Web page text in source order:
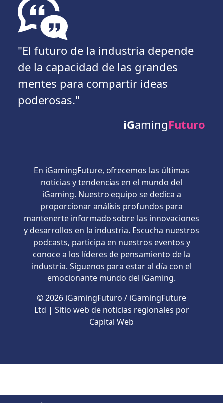
"El futuro de la industria depende
de la capacidad de las grandes
mentes para compartir ideas
poderosas."
iGamingFuturo
En iGamingFuture, ofrecemos las últimas
noticias y tendencias en el mundo del
iGaming. Nuestro equipo se dedica a
proporcionar análisis profundos para
mantenerte informado sobre las innovaciones
y desarrollos en la industria. Escucha nuestros
podcasts, participa en nuestros eventos y
conoce a los líderes de pensamiento de la
industria. Síguenos para estar al día con el
emocionante mundo del iGaming.
© 2026 iGamingFuturo / iGamingFuture
Ltd | Sitio web de noticias regionales por
Capital Web